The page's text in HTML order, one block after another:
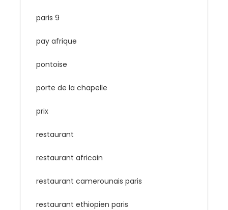
paris 9
pay afrique
pontoise
porte de la chapelle
prix
restaurant
restaurant africain
restaurant camerounais paris
restaurant ethiopien paris